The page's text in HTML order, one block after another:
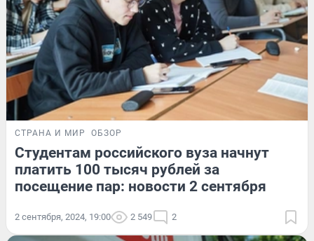
СТРАНА И МИР ОБЗОР
Студентам российского вуза начнут
платить 100 тысяч рублей за
посещение пар: новости 2 сентября
2 сентября, 2024, 19:00 2 549 2